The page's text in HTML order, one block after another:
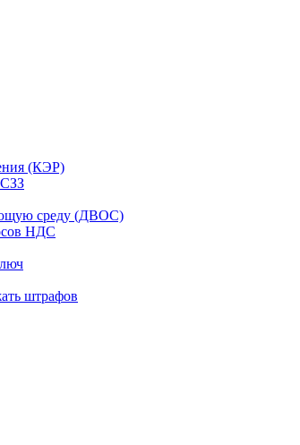
(КЭР)
среду (ДВОС)
НДС
штрафов